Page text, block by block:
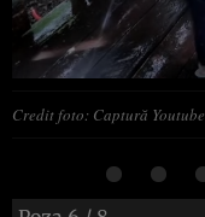
Credit foto: Captură Youtube